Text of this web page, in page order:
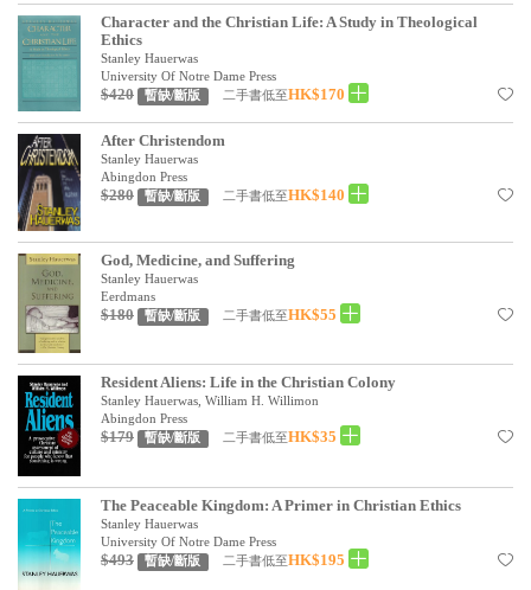
精選影音
其他
得獎作品推介
暢銷榜
中文二手書
英文二手書
精選英文書
電子書
基道 Top 50
Character and the Christian Life: A Study in Theological
Ethics
Stanley Hauerwas
University Of Notre Dame Press
$420 暫缺/斷版 二手書低至HK$170
After Christendom
Stanley Hauerwas
Abingdon Press
$280 暫缺/斷版 二手書低至HK$140
God, Medicine, and Suffering
Stanley Hauerwas
Eerdmans
$180 暫缺/斷版 二手書低至HK$55
Resident Aliens: Life in the Christian Colony
Stanley Hauerwas, William H. Willimon
Abingdon Press
$179 暫缺/斷版 二手書低至HK$35
The Peaceable Kingdom: A Primer in Christian Ethics
Stanley Hauerwas
University Of Notre Dame Press
$493 暫缺/斷版 二手書低至HK$195